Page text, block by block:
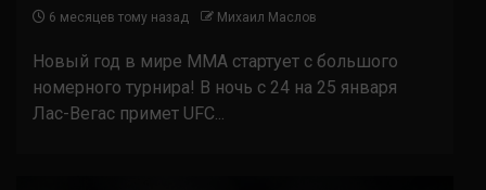
6 месяцев тому назад Михаил Маслов
Новый год в мире ММА стартует с большого
номерного турнира! В ночь с 24 на 25 января
Лас-Вегас примет UFC...